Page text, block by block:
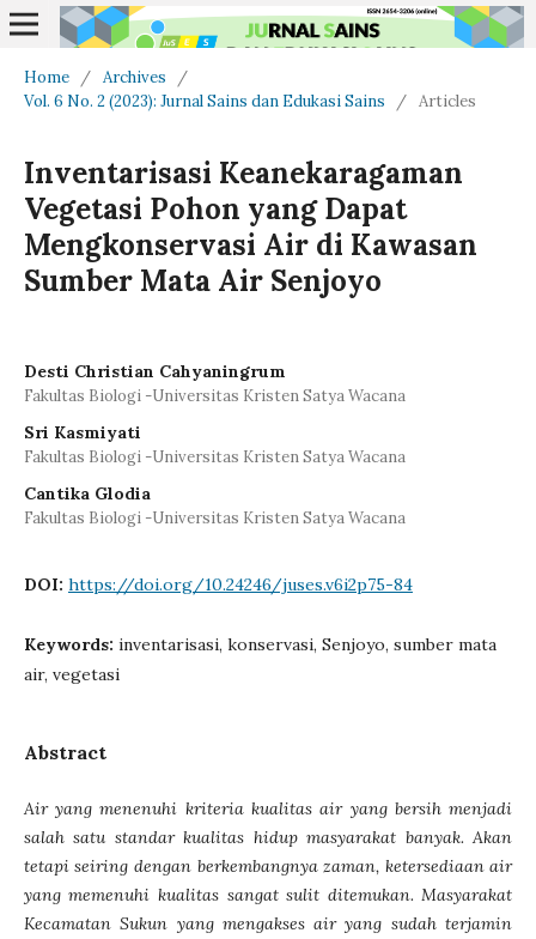
Home / Archives
/
Vol. 6 No. 2 (2023): Jurnal Sains dan Edukasi Sains
/ Articles
Inventarisasi Keanekaragaman
Vegetasi Pohon yang Dapat
Mengkonservasi Air di Kawasan
Sumber Mata Air Senjoyo
Desti Christian Cahyaningrum
Fakultas Biologi -Universitas Kristen Satya Wacana
Sri Kasmiyati
Fakultas Biologi -Universitas Kristen Satya Wacana
Cantika Glodia
Fakultas Biologi -Universitas Kristen Satya Wacana
DOI: https://doi.org/10.24246/juses.v6i2p75-84
Keywords: inventarisasi, konservasi, Senjoyo, sumber mata
air, vegetasi
Abstract
Air yang menenuhi kriteria kualitas air yang bersih menjadi
salah satu standar kualitas hidup masyarakat banyak. Akan
tetapi seiring dengan berkembangnya zaman, ketersediaan air
yang memenuhi kualitas sangat sulit ditemukan. Masyarakat
Kecamatan Sukun yang mengakses air yang sudah terjamin